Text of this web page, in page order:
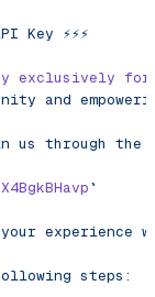
Key ⚡️⚡️⚡️
for
and
us through the
`
your experience
steps: